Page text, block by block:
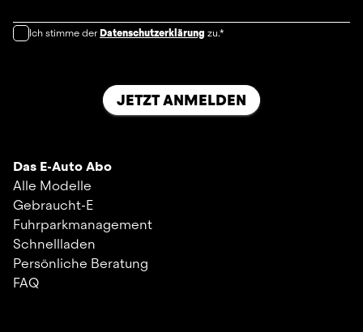
Das E-Auto Abo
Alle Modelle
Gebraucht-E
Fuhrparkmanagement
Schnellladen
Persönliche Beratung
FAQ
Ich stimme derDatenschutzerklärung zu.*
JETZT ANMELDEN